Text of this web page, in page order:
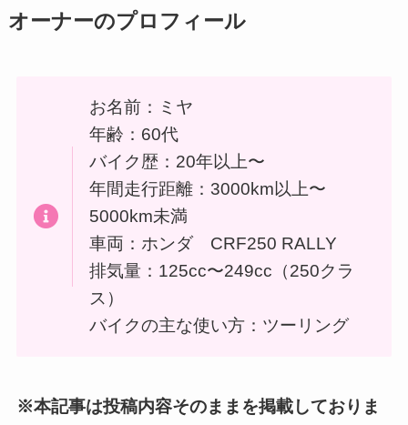
オーナーのプロフィール
お名前：ミヤ
年齢：60代
バイク歴：20年以上〜
年間走行距離：3000km以上〜
5000km未満
車両：ホンダ CRF250 RALLY
排気量：125cc〜249cc（250クラ
ス）
バイクの主な使い方：ツーリング
※本記事は投稿内容そのままを掲載しておりま